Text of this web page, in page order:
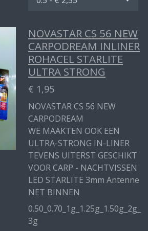
NOVASTAR CS 56 NEW
CARPODREAM INLINER
ROHACEL STARLITE
ULTRA STRONG
€ 1,95
NOVASTAR CS 56 NEW
CARPODREAM
WE MAAKTEN OOK EEN
ULTRA-STRONG IN-LINER
TEVENS UITERST GESCHIKT
VOOR CARP - NACHTVISSEN
LED STARLITE 3mm Antenne
NET BINNEN
0.50_0.70_1g_1.25g_1.50g_2g_
3g